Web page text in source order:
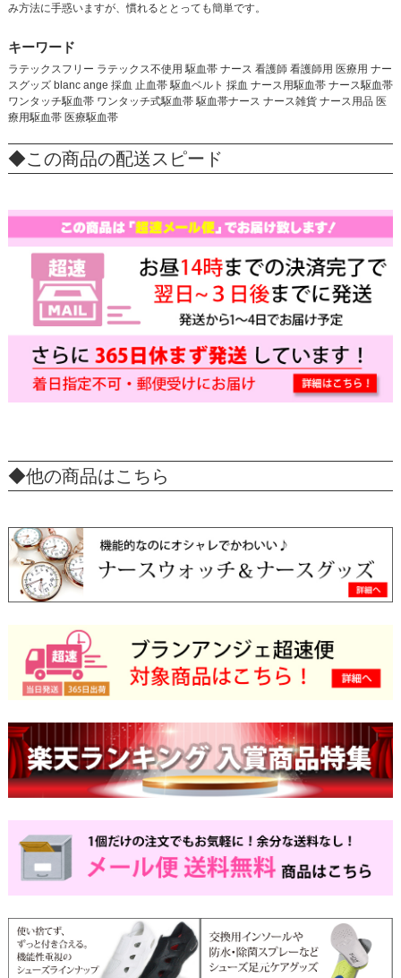
み方法に手惑いますが、慣れるととっても簡単です。
キーワード
ラテックスフリー ラテックス不使用 駆血帯 ナース 看護師 看護師用 医療用 ナー
スグッズ blanc ange 採血 止血帯 駆血ベルト 採血 ナース用駆血帯 ナース駆血帯
ワンタッチ駆血帯 ワンタッチ式駆血帯 駆血帯ナース ナース雑貨 ナース用品 医
療用駆血帯 医療駆血帯
◆この商品の配送スピード
◆他の商品はこちら